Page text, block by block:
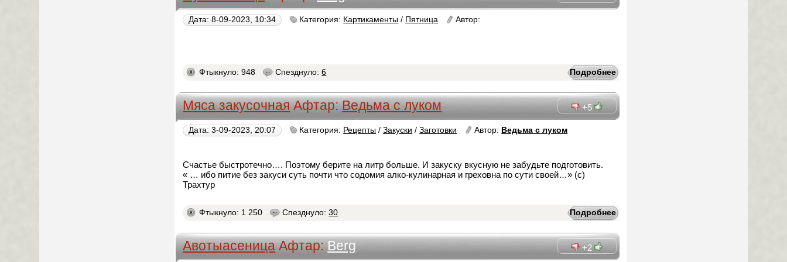
Дата: 8-09-2023, 10:34 Категория: Картикаменты / Пятница Автор:
Подробнее
Фтыкнуло: 948 Спезднуло:6
+5
Мяса закусочная Афтар:Ведьма с луком
Дата: 3-09-2023, 20:07 Категория: Рецепты /Закуски /Заготовки Автор: Ведьма с луком
Счастье быстротечно…. Поэтому берите на литр больше. И закуску вкусную не забудьте подготовить.
« … ибо питие без закуси суть почти что содомия алко-кулинарная и греховна по сути своей…» (с)
Трахтур
Подробнее
Фтыкнуло: 1 250 Спезднуло:30
+2
Авотыасеница Афтар:Berg